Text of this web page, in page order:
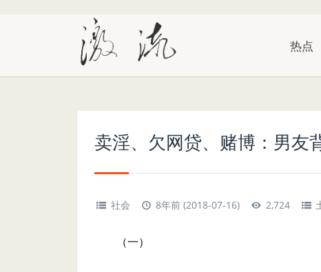
热点
卖淫、欠网贷、赌博：男
社会 8年前 (2018-07-16) 2,724
（一）